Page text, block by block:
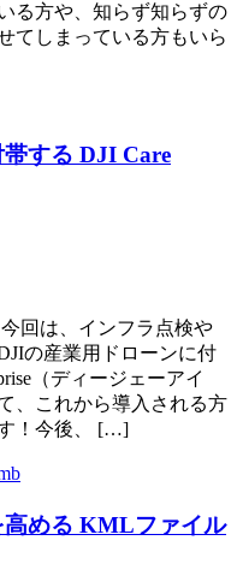
る方や、知らず知らずの
てしまっている方もいら
する DJI Care
回は、インフラ点検や
の産業用ドローンに付
（ディージェーアイ
、これから導入される方
！今後、 […]
高める KMLファイル